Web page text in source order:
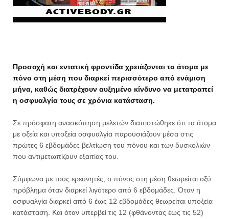
Προσοχή και εντατική φροντίδα χρειάζονται τα άτομα με
πόνο στη μέση που διαρκεί περισσότερο από ενάμιση
μήνα, καθώς διατρέχουν αυξημένο κίνδυνο να μετατραπεί
η οσφυαλγία τους σε χρόνια κατάσταση.
Σε πρόσφατη ανασκόπηση μελετών διαπιστώθηκε ότι τα άτομα
με οξεία και υποξεία οσφυαλγία παρουσιάζουν μέσα στις
πρώτες 6 εβδομάδες βελτίωση του πόνου και των δυσκολιών
που αντιμετωπίζουν εξαιτίας του.
Σύμφωνα με τους ερευνητές, ο πόνος στη μέση θεωρείται οξύ
πρόβλημα όταν διαρκεί λιγότερο από 6 εβδομάδες. Όταν η
οσφυαλγία διαρκεί από 6 έως 12 εβδομάδες θεωρείται υποξεία
κατάσταση. Και όταν υπερβεί τις 12 (φθάνοντας έως τις 52)